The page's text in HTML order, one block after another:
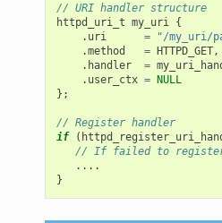
// URI handler structure
httpd_uri_t my_uri {
. uri = "/my_uri/
.method = HTTPD_GET,
. handler =
. user_ctx = NULL
};
// Register handler
if
(
// If failed to register
....
}